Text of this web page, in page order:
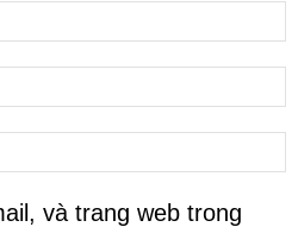
và trang web trong